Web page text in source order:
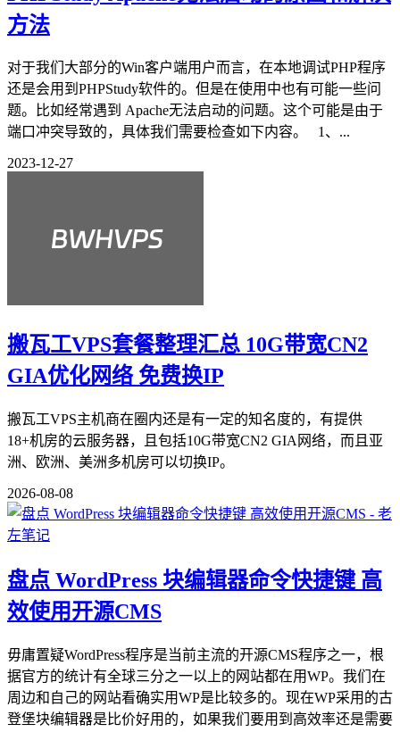
方法
对于我们大部分的Win客户端用户而言，在本地调试PHP程序
还是会用到PHPStudy软件的。但是在使用中也有可能一些问
题。比如经常遇到 Apache无法启动的问题。这个可能是由于
端口冲突导致的，具体我们需要检查如下内容。 1、...
2023-12-27
搬瓦工VPS套餐整理汇总 10G带宽CN2
GIA优化网络 免费换IP
搬瓦工VPS主机商在圈内还是有一定的知名度的，有提供
18+机房的云服务器，且包括10G带宽CN2 GIA网络，而且亚
洲、欧洲、美洲多机房可以切换IP。
2026-08-08
盘点 WordPress 块编辑器命令快捷键 高
效使用开源CMS
毋庸置疑WordPress程序是当前主流的开源CMS程序之一，根
据官方的统计有全球三分之一以上的网站都在用WP。我们在
周边和自己的网站看确实用WP是比较多的。现在WP采用的古
登堡块编辑器是比价好用的，如果我们要用到高效率还是需要